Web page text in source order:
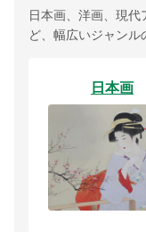
日本画、洋画、現
ど、幅広いジャンル
日本画